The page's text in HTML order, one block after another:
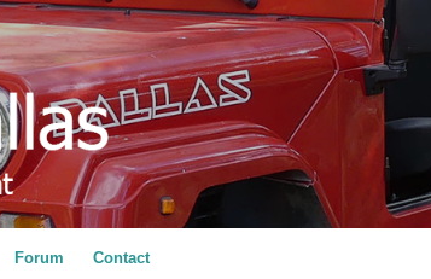
Forum Contact